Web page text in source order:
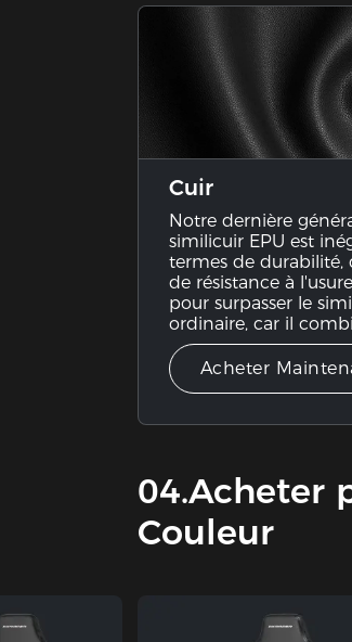
Cuir
Notre dernière
similicuir EPU est
termes de durabilité,
de résistance à
pour surpasser le
ordinaire, car il
meilleures
échantillons de
Acheter
04.Acheter
Couleur